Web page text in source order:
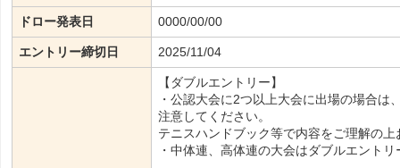
ドロー発表日 0000/00/00
エントリー締切日 2025/11/04
【ダブルエントリー】
・公認大会に2つ以上大会に出場の場合は
注意してください。
テニスハンドブック等で内容をご理解の
・中体連、高体連の大会はダブルエント